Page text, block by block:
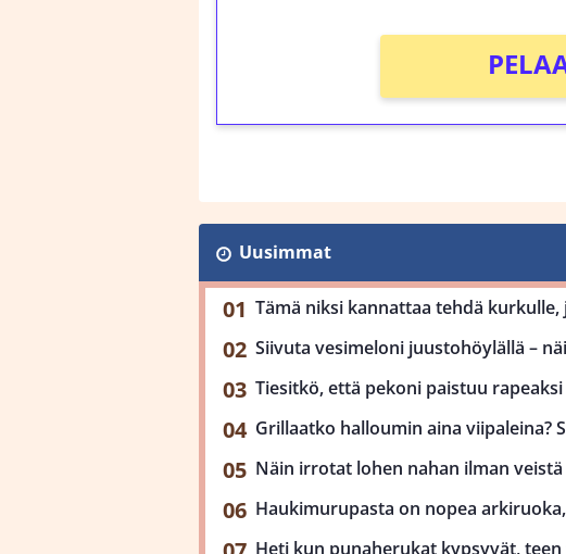
Uusimmat
Tämä niksi kannattaa tehdä
Siivuta vesimeloni juustohöylällä –
Tiesitkö, että pekoni paistuu
Grillaatko halloumin aina viipaleina?
Näin irrotat lohen nahan ilman
Haukimurupasta on nopea
Heti kun punaherukat kypsyvät,